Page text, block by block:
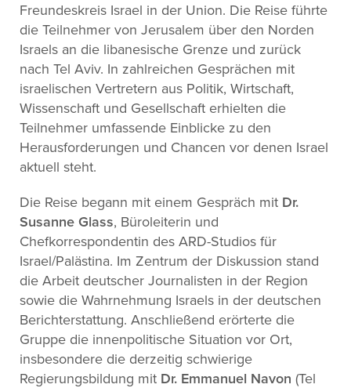
Freundeskreis Israel in der Union. Die Reise führte
die Teilnehmer von Jerusalem über den Norden
Israels an die libanesische Grenze und zurück
nach Tel Aviv. In zahlreichen Gesprächen mit
israelischen Vertretern aus Politik, Wirtschaft,
Wissenschaft und Gesellschaft erhielten die
Teilnehmer umfassende Einblicke zu den
Herausforderungen und Chancen vor denen Israel
aktuell steht.
Die Reise begann mit einem Gespräch mit Dr.
Susanne Glass, Büroleiterin und
Chefkorrespondentin des ARD-Studios für
Israel/Palästina. Im Zentrum der Diskussion stand
die Arbeit deutscher Journalisten in der Region
sowie die Wahrnehmung Israels in der deutschen
Berichterstattung. Anschließend erörterte die
Gruppe die innenpolitische Situation vor Ort,
insbesondere die derzeitig schwierige
Regierungsbildung mit Dr. Emmanuel Navon (Tel